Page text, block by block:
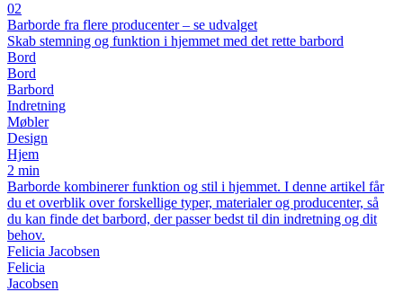
02
Barborde fra flere producenter – se udvalget
Skab stemning og funktion i hjemmet med det rette barbord
Bord
Bord
Barbord
Indretning
Møbler
Design
Hjem
2 min
Barborde kombinerer funktion og stil i hjemmet. I denne artikel får
du et overblik over forskellige typer, materialer og producenter, så
du kan finde det barbord, der passer bedst til din indretning og dit
behov.
Felicia Jacobsen
Felicia
Jacobsen